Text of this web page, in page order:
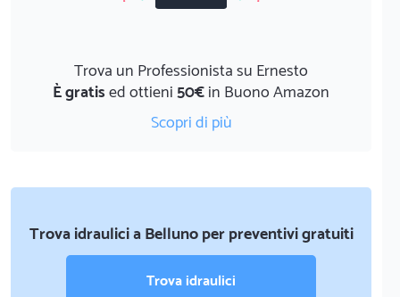
Trova un Professionista su Ernesto
È gratised ottieni50€in Buono Amazon
Scopri di più
Trova idraulici a Belluno per preventivi gratuiti
Trova idraulici